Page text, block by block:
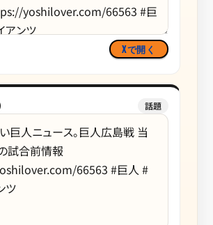
Xで開く
話題